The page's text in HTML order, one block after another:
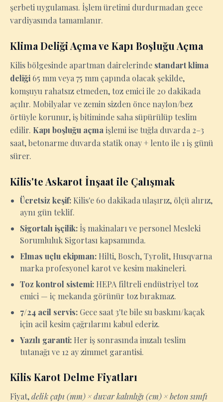
şerbeti uygulaması. İşlem üretimi durdurmadan gece
vardiyasında tamamlanır.
Klima Deliği Açma ve Kapı Boşluğu Açma
Kilis bölgesinde apartman dairelerinde standart klima
deliği 65 mm veya 75 mm çapında olacak şekilde,
komşuyu rahatsız etmeden, toz emici ile 20 dakikada
açılır. Mobilyalar ve zemin sizden önce naylon/bez
örtüyle korunur, iş bitiminde saha süpürülüp teslim
edilir. Kapı boşluğu açma işlemi ise tuğla duvarda 2–3
saat, betonarme duvarda statik onay + lento ile 1 iş günü
sürer.
Kilis'te Askarot İnşaat ile Çalışmak
Ücretsiz keşif: Kilis'e 60 dakikada ulaşırız, ölçü alırız,
aynı gün teklif.
Sigortalı işçilik: İş makinaları ve personel Mesleki
Sorumluluk Sigortası kapsamında.
Elmas uçlu ekipman: Hilti, Bosch, Tyrolit, Husqvarna
marka profesyonel karot ve kesim makineleri.
Toz kontrol sistemi: HEPA filtreli endüstriyel toz
emici — iç mekanda görünür toz bırakmaz.
7/24 acil servis: Gece saat 3'te bile su baskını/kaçak
için acil kesim çağrılarını kabul ederiz.
Yazılı garanti: Her iş sonrasında imzalı teslim
tutanağı ve 12 ay zimmet garantisi.
Kilis Karot Delme Fiyatları
Fiyat,delik çapı (mm) × duvar kalınlığı (cm) × beton sınıfı